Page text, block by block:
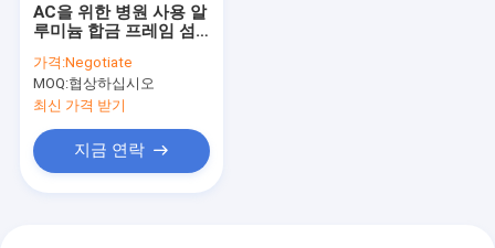
AC을 위한 병원 사용 알
루미늄 합금 프레임 섬
가격:Negotiate
MOQ:협상하십시오
최신 가격 받기
지금 연락